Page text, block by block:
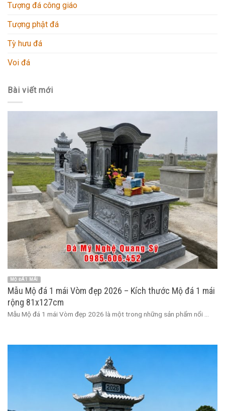
Tượng đá công giáo
Tượng phật đá
Tỳ hưu đá
Voi đá
Bài viết mới
MỘ ĐÁ 1 MÁI
Mẫu Mộ đá 1 mái Vòm đẹp 2026 – Kích thước Mộ đá 1 mái
rộng 81x127cm
Mẫu Mộ đá 1 mái Vòm đẹp 2026 là một trong những sản phẩm nổi ...